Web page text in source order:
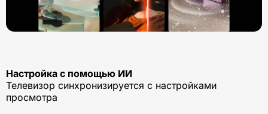
Настройка с помощью ИИ
Телевизор синхронизируется с настройками
просмотра